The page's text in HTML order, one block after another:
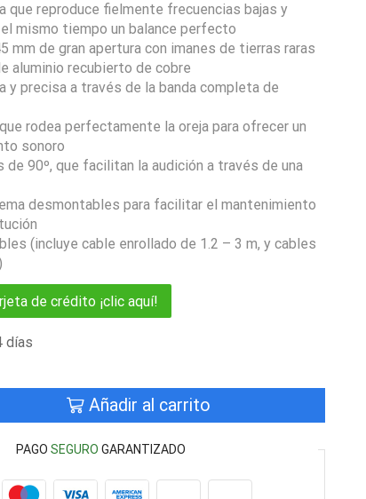
que reproduce fielmente frecuencias bajas y
mismo tiempo un balance perfecto
mm de gran apertura con imanes de tierras raras
aluminio recubierto de cobre
y precisa a través de la banda completa de
rodea perfectamente la oreja para ofrecer un
sonoro
90º, que facilitan la audición a través de una
desmontables para facilitar el mantenimiento
(incluye cable enrollado de 1.2 – 3 m, y cables
de crédito ¡clic aquí!
días
Añadir al carrito
PAGOSEGURO GARANTIZADO